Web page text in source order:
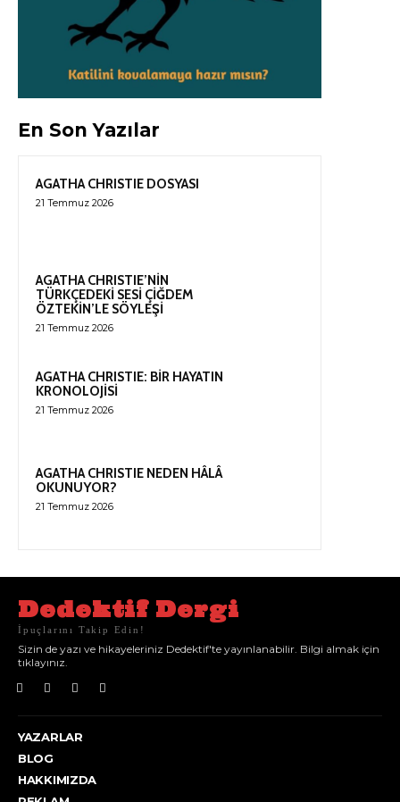
En Son Yazılar
AGATHA CHRISTIE DOSYASI
21 Temmuz 2026
AGATHA CHRISTIE’NİN
TÜRKÇEDEKİ SESİ ÇİĞDEM
ÖZTEKİN’LE SÖYLEŞİ
21 Temmuz 2026
AGATHA CHRISTIE: BİR HAYATIN
KRONOLOJİSİ
21 Temmuz 2026
AGATHA CHRISTIE NEDEN HÂLÂ
OKUNUYOR?
21 Temmuz 2026
Dedektif Dergi
İpuçlarını Takip Edin!
Sizin de yazı ve hikayeleriniz Dedektif'te yayınlanabilir. Bilgi almak için
tıklayınız.
YAZARLAR
BLOG
HAKKIMIZDA